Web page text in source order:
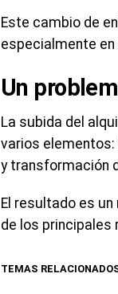
Este cambio de
especialmente
Un
La subida del
varios
y transformación
El resultado es
de los principales
TEMAS